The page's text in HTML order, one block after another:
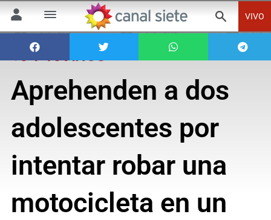
VIVO
15 Y 16 AÑOS
Aprehenden a dos
adolescentes por
intentar robar una
motocicleta en un